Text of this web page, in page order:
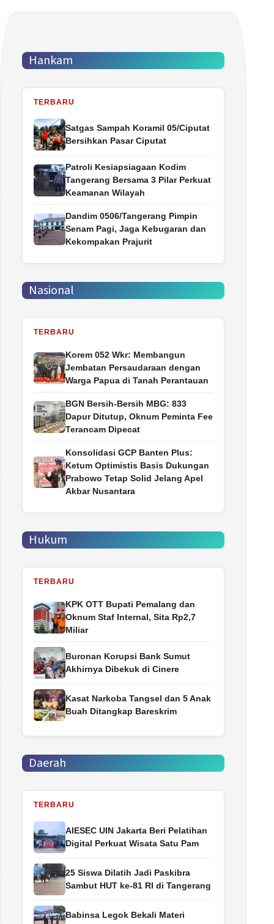
Hankam
TERBARU
Satgas Sampah Koramil 05/Ciputat
Bersihkan Pasar Ciputat
Patroli Kesiapsiagaan Kodim
Tangerang Bersama 3 Pilar Perkuat
Keamanan Wilayah
Dandim 0506/Tangerang Pimpin
Senam Pagi, Jaga Kebugaran dan
Kekompakan Prajurit
Nasional
TERBARU
Korem 052 Wkr: Membangun
Jembatan Persaudaraan dengan
Warga Papua di Tanah Perantauan
BGN Bersih-Bersih MBG: 833
Dapur Ditutup, Oknum Peminta Fee
Terancam Dipecat
Konsolidasi GCP Banten Plus:
Ketum Optimistis Basis Dukungan
Prabowo Tetap Solid Jelang Apel
Akbar Nusantara
Hukum
TERBARU
‎KPK OTT Bupati Pemalang dan
Oknum Staf Internal, Sita Rp2,7
Miliar
Buronan Korupsi Bank Sumut
Akhirnya Dibekuk di Cinere
Kasat Narkoba Tangsel dan 5 Anak
Buah Ditangkap Bareskrim
Daerah
TERBARU
AIESEC UIN Jakarta Beri Pelatihan
Digital Perkuat Wisata Satu Pam
25 Siswa Dilatih Jadi Paskibra
Sambut HUT ke-81 RI di Tangerang
Babinsa Legok Bekali Materi